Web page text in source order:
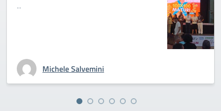
...
Michele Salvemini